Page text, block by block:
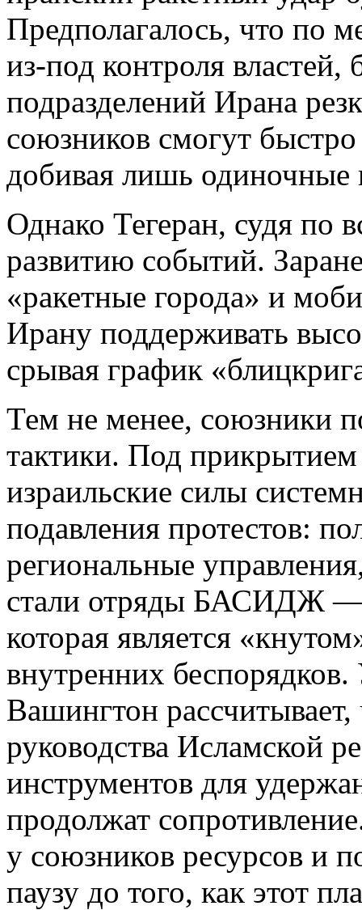
Предполагалось, что по
из-под контроля властей,
подразделений Ирана
союзников смогут
добивая лишь одиночные
Однако Тегеран, судя по
развитию событий.
«ракетные города» и
Ирану поддерживать
срывая график
Тем не менее, союзники
тактики. Под прикрытием
израильские силы
подавления протестов:
региональные
стали отряды БАСИДЖ —
которая является
внутренних
Вашингтон
руководства Исламской
инструментов для
продолжат
у союзников ресурсов и
паузу до того, как этот